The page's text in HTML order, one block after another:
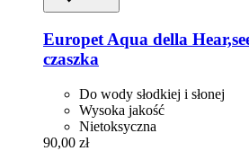
Europet Aqua della
czaszka
Do wody słodkiej i słonej
Wysoka jakość
Nietoksyczna
90,00 zł